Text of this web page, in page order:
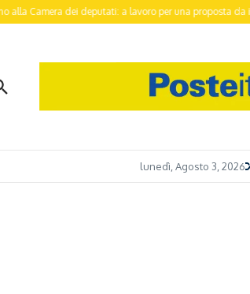
deputati: a lavoro per una proposta da inserire...
lunedì, Agosto 3, 2026